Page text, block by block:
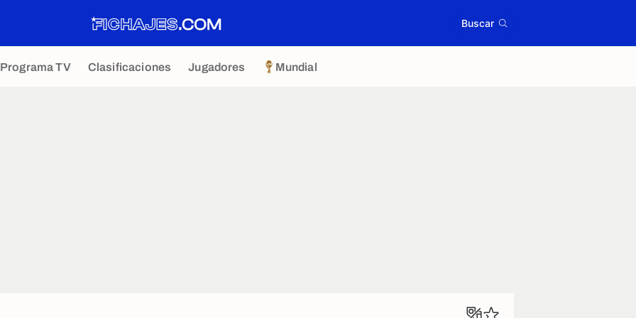
Buscar
Programa TV Clasificaciones Jugadores Mundial